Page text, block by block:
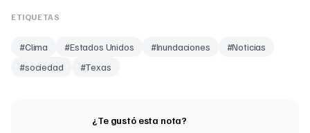
ETIQUETAS
#Clima #Estados Unidos #Inundaciones #Noticias
#sociedad #Texas
¿Te gustó esta nota?